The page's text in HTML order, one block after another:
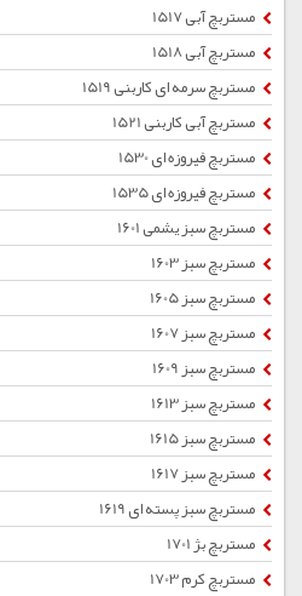
مستربچ آبی 1517
مستربچ آبی 1518
مستربچ سرمه ای کاربنی 1519
مستربچ آبی کاربنی 1521
مستربچ فیروزه ای 1530
مستربچ فیروزه ای 1535
مستربچ سبز یشمی 1601
مستربچ سبز 1603
مستربچ سبز 1605
مستربچ سبز 1607
مستربچ سبز 1609
مستربچ سبز 1613
مستربچ سبز 1615
مستربچ سبز 1617
مستربچ سبز پسته ای 1619
مستربچ بژ 1701
مستربچ کرم 1703